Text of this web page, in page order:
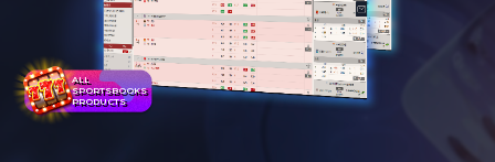
ALL
SPORTSBOOKS
PRODUCTS